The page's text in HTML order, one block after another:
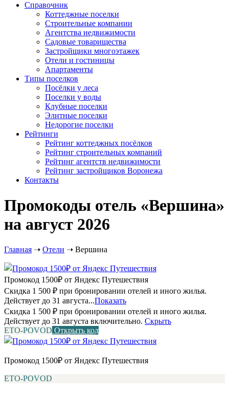
Справочник
Коттеджные поселки
Строительные компании
Агентства недвижимости
Садовые товарищества
Застройщики многоэтажек
Отели и гостиницы
Апартаменты
Типы поселков
Посёлки у леса
Поселки у воды
Клубные поселки
Элитные поселки
Недорогие поселки
Рейтинги
Рейтинг коттеджных посёлков
Рейтинг строительных компаний
Рейтинг агентств недвижимости
Рейтинг застройщиков Воронежа
Контакты
Промокоды отель «Вершина»
на август 2026
Главная ➝ Отели ➝ Вершина
Промокод 1500₽ от Яндекс Путешествия
Скидка 1 500 ₽ при бронировании отелей и иного жилья.
Действует до 31 августа...Показать
Скидка 1 500 ₽ при бронировании отелей и иного жилья.
Действует до 31 августа включительно. Скрыть
ETO-POVOD Открыть код
Промокод 1500₽ от Яндекс Путешествия
ETO-POVOD